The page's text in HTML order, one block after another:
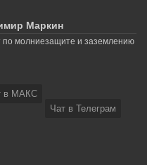
Маркин
по молниезащите и заземлению
в МАКС
Чат в Телеграм